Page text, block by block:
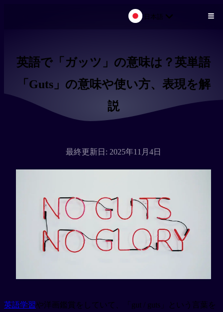
日本語
英語で「ガッツ」の意味は？英単語
「Guts」の意味や使い方、表現を解
説
最終更新日: 2025年11月4日
英語学習や洋画鑑賞をしていて、「gut / guts」という言葉を